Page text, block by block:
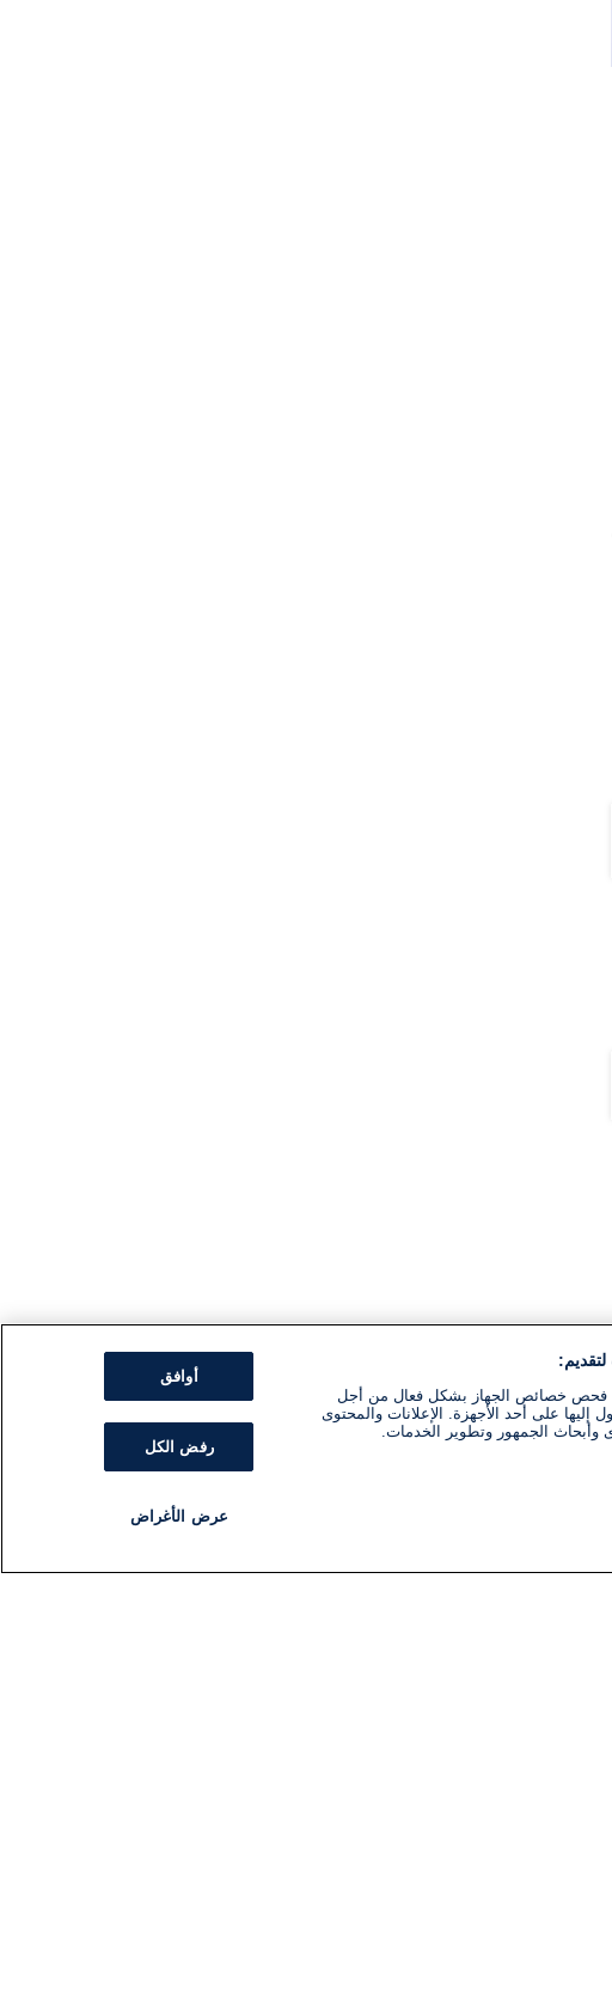
فحص خصائص الجهاز بشكل فعال من أجل
إليها على أحد الأجهزة. الإعلانات والمحتوى
وأبحاث الجمهور وتطوير الخدمات.
أوافق
رفض الكل
عرض الأغراض